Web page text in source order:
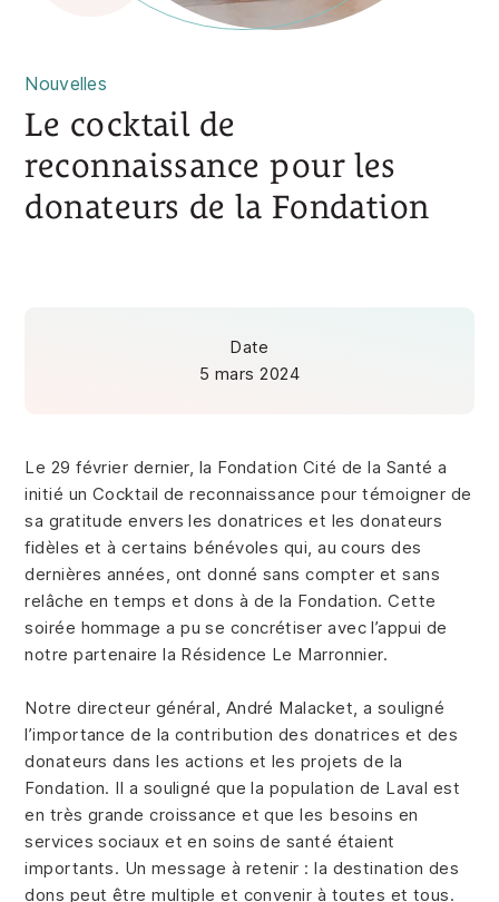
Nouvelles
Le cocktail de
reconnaissance pour les
donateurs de la Fondation
Date
5 mars 2024
Le 29 février dernier, la Fondation Cité de la Santé a
initié un Cocktail de reconnaissance pour témoigner de
sa gratitude envers les donatrices et les donateurs
fidèles et à certains bénévoles qui, au cours des
dernières années, ont donné sans compter et sans
relâche en temps et dons à de la Fondation. Cette
soirée hommage a pu se concrétiser avec l’appui de
notre partenaire la Résidence Le Marronnier.
Notre directeur général, André Malacket, a souligné
l’importance de la contribution des donatrices et des
donateurs dans les actions et les projets de la
Fondation. Il a souligné que la population de Laval est
en très grande croissance et que les besoins en
services sociaux et en soins de santé étaient
importants. Un message à retenir : la destination des
dons peut être multiple et convenir à toutes et tous.